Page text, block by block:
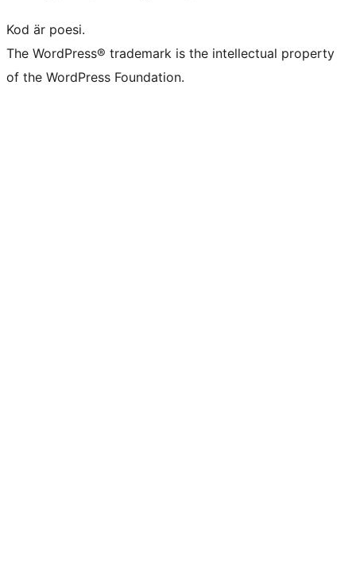
Kod är poesi.
The WordPress® trademark is the intellectual property
of the WordPress Foundation.